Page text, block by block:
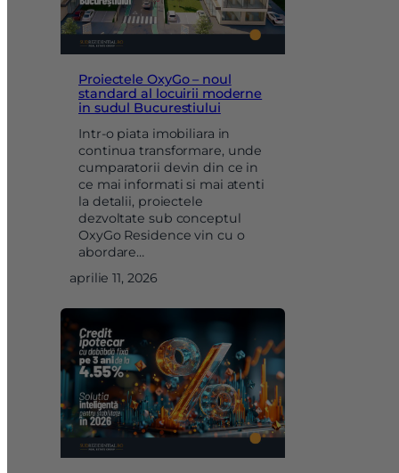
Proiectele OxyGo – noul
standard al locuirii moderne
in sudul Bucurestiului
Intr-o piata imobiliara in
continua transformare, unde
cumparatorii devin din ce in
ce mai informati si mai atenti
la detalii, proiectele
dezvoltate sub conceptul
OxyGo Residence vin cu o
abordare…
aprilie 11, 2026